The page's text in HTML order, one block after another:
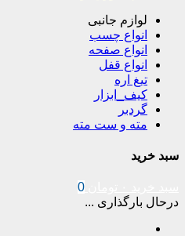
لوازم جانبی
انواع چسب
انواع صفحه
انواع قفل
تیغ اره
کیف_ابزار
گردبر
مته و ست مته
سبد خرید
0
درحال بارگذاری ...